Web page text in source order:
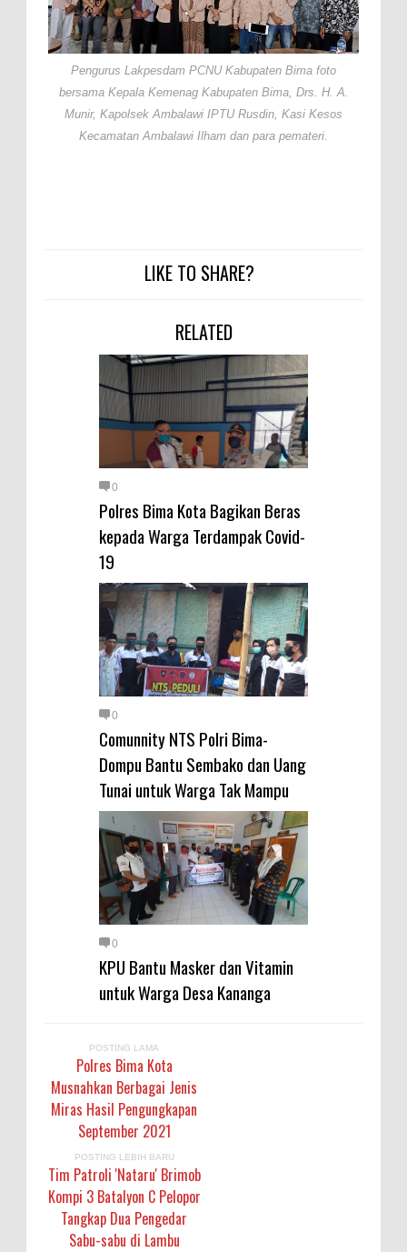
Pengurus Lakpesdam PCNU Kabupaten Bima foto
bersama Kepala Kemenag Kabupaten Bima, Drs. H. A.
Munir, Kapolsek Ambalawi IPTU Rusdin, Kasi Kesos
Kecamatan Ambalawi Ilham dan para pemateri.
LIKE TO SHARE?
RELATED
0
Polres Bima Kota Bagikan Beras
kepada Warga Terdampak Covid-
19
0
Comunnity NTS Polri Bima-
Dompu Bantu Sembako dan Uang
Tunai untuk Warga Tak Mampu
0
KPU Bantu Masker dan Vitamin
untuk Warga Desa Kananga
POSTING LAMA
Polres Bima Kota
Musnahkan Berbagai Jenis
Miras Hasil Pengungkapan
September 2021
POSTING LEBIH BARU
Tim Patroli 'Nataru' Brimob
Kompi 3 Batalyon C Pelopor
Tangkap Dua Pengedar
Sabu-sabu di Lambu